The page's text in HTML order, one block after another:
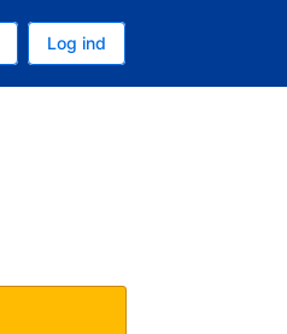
Log ind